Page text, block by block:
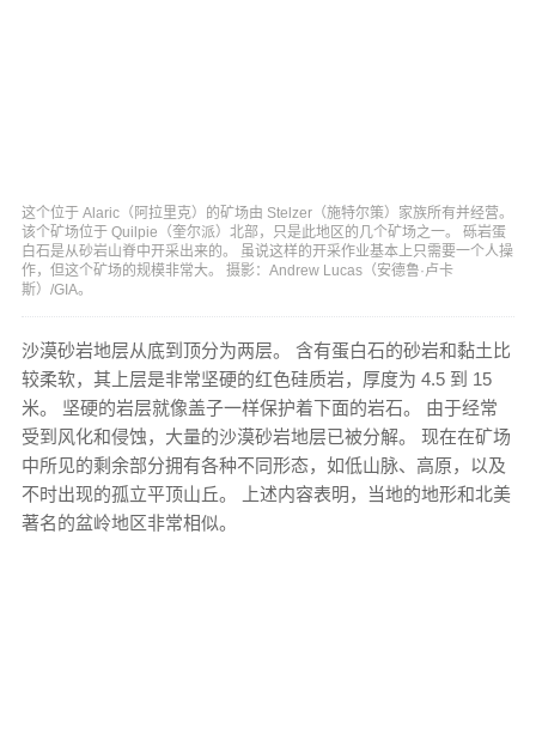
这个位于 Alaric（阿拉里克）的矿场由 Stelzer（施特尔策）家族所有并经营。
该个矿场位于 Quilpie（奎尔派）北部，只是此地区的几个矿场之一。 砾岩蛋
白石是从砂岩山脊中开采出来的。 虽说这样的开采作业基本上只需要一个人操
作，但这个矿场的规模非常大。 摄影：Andrew Lucas（安德鲁·卢卡
斯）/GIA。
沙漠砂岩地层从底到顶分为两层。 含有蛋白石的砂岩和黏土比
较柔软，其上层是非常坚硬的红色硅质岩，厚度为 4.5 到 15
米。 坚硬的岩层就像盖子一样保护着下面的岩石。 由于经常
受到风化和侵蚀，大量的沙漠砂岩地层已被分解。 现在在矿场
中所见的剩余部分拥有各种不同形态，如低山脉、高原，以及
不时出现的孤立平顶山丘。 上述内容表明，当地的地形和北美
著名的盆岭地区非常相似。